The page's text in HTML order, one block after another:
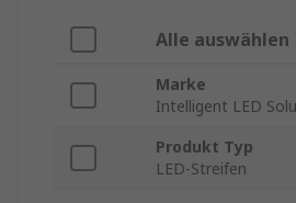
Alle auswählen
Marke
Intelligent LED
Produkt Typ
LED-Streifen